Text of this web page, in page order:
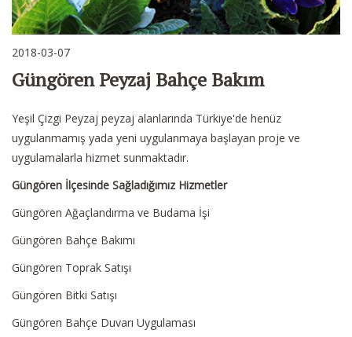
2018-03-07
Güngören Peyzaj Bahçe Bakım
Yeşil Çizgi Peyzaj peyzaj alanlarında Türkiye'de henüz
uygulanmamış yada yeni uygulanmaya başlayan proje ve
uygulamalarla hizmet sunmaktadır.
Güngören İlçesinde Sağladığımız Hizmetler
Güngören Ağaçlandırma ve Budama İşi
Güngören Bahçe Bakımı
Güngören Toprak Satışı
Güngören Bitki Satışı
Güngören Bahçe Duvarı Uygulaması